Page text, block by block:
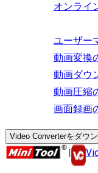
オンライ
ユーザー
動画変換
動画ダウ
動画圧縮
画面録画
Video Converterをダウ
|